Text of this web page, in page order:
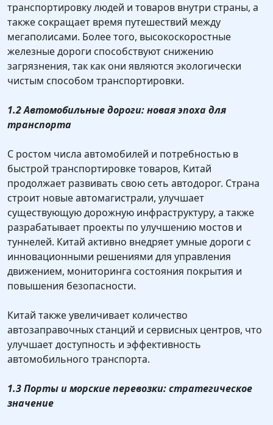
транспортировку людей и товаров внутри страны, а
также сокращает время путешествий между
мегаполисами. Более того, высокоскоростные
железные дороги способствуют снижению
загрязнения, так как они являются экологически
чистым способом транспортировки.
1.2 Автомобильные дороги: новая эпоха для
транспорта
С ростом числа автомобилей и потребностью в
быстрой транспортировке товаров, Китай
продолжает развивать свою сеть автодорог. Страна
строит новые автомагистрали, улучшает
существующую дорожную инфраструктуру, а также
разрабатывает проекты по улучшению мостов и
туннелей. Китай активно внедряет умные дороги с
инновационными решениями для управления
движением, мониторинга состояния покрытия и
повышения безопасности.
Китай также увеличивает количество
автозаправочных станций и сервисных центров, что
улучшает доступность и эффективность
автомобильного транспорта.
1.3 Порты и морские перевозки: стратегическое
значение